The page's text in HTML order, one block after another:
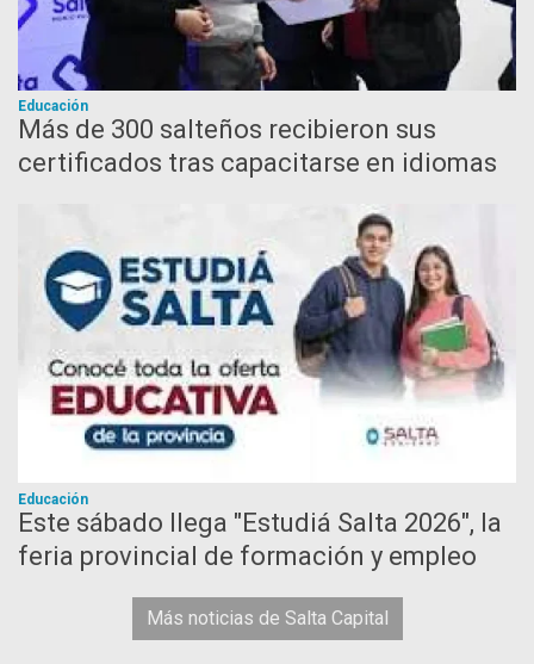
Educación
Más de 300 salteños recibieron sus
certificados tras capacitarse en idiomas
Educación
Este sábado llega "Estudiá Salta 2026", la
feria provincial de formación y empleo
Más noticias de Salta Capital